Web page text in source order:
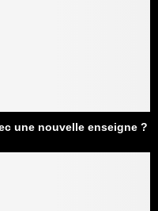
une nouvelle enseigne ?